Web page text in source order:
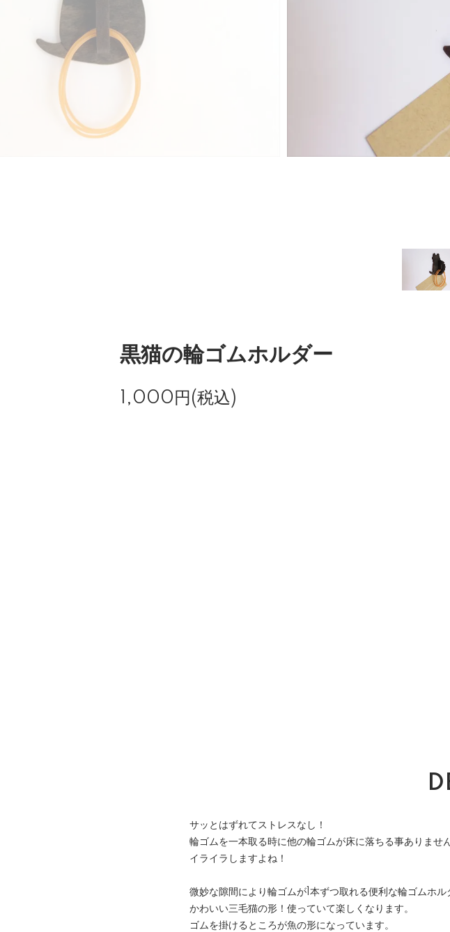
黒猫の輪ゴムホルダー
1,000円(税込)
サッとはずれてストレスなし！
輪ゴムを一本取る時に他の輪ゴムが床に落ちる事ありませ
イライラしますよね！
微妙な隙間により輪ゴムが1本ずつ取れる便利な輪ゴムホル
かわいい三毛猫の形！使っていて楽しくなります。
ゴムを掛けるところが魚の形になっています。